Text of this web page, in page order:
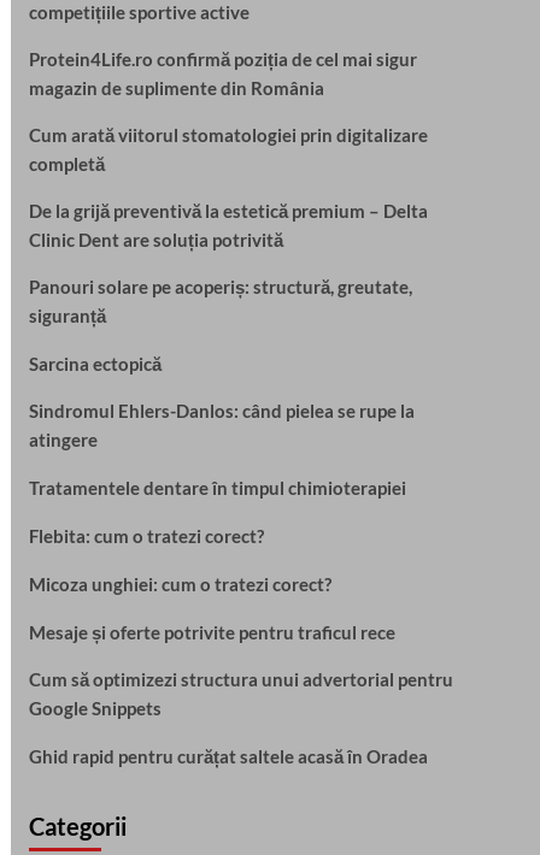
competițiile sportive active
Protein4Life.ro confirmă poziția de cel mai sigur
magazin de suplimente din România
Cum arată viitorul stomatologiei prin digitalizare
completă
De la grijă preventivă la estetică premium – Delta
Clinic Dent are soluția potrivită
Panouri solare pe acoperiș: structură, greutate,
siguranță
Sarcina ectopică
Sindromul Ehlers-Danlos: când pielea se rupe la
atingere
Tratamentele dentare în timpul chimioterapiei
Flebita: cum o tratezi corect?
Micoza unghiei: cum o tratezi corect?
Mesaje și oferte potrivite pentru traficul rece
Cum să optimizezi structura unui advertorial pentru
Google Snippets
Ghid rapid pentru curățat saltele acasă în Oradea
Categorii